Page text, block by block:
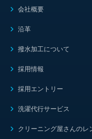
会社概要
沿革
撥水加工について
採用情報
採用エントリー
洗濯代行サービス
クリーニング屋さんのレ